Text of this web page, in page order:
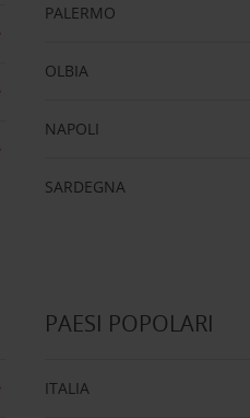
PALERMO
OLBIA
NAPOLI
SARDEGNA
PAESI POPOLARI
ITALIA